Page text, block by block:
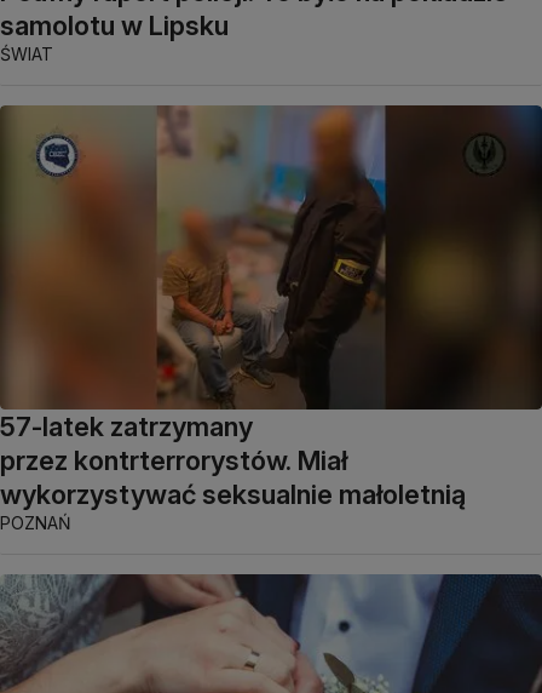
samolotu w Lipsku
ŚWIAT
57-latek zatrzymany
przez kontrterrorystów. Miał
wykorzystywać seksualnie małoletnią
POZNAŃ